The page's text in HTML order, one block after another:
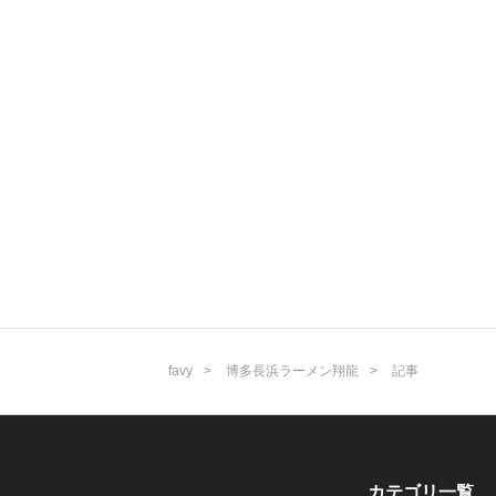
favy 博多長浜ラーメン翔龍 記事
カテゴリ一覧